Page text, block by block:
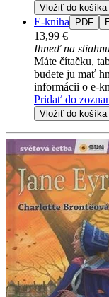
Vložiť do košíka
E-kniha PDF
13,99 €
Ihneď na
Máte čítačku,
budete ju mať
informácii o e-
Pridať do
Vložiť do košíka